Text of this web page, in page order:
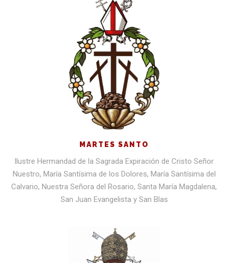
MARTES SANTO
Ilustre Hermandad de la Sagrada Expiración de Cristo Señor
Nuestro, María Santísima de los Dolores, María Santísima del
Calvario, Nuestra Señora del Rosario, Santa María Magdalena,
San Juan Evangelista y San Blas